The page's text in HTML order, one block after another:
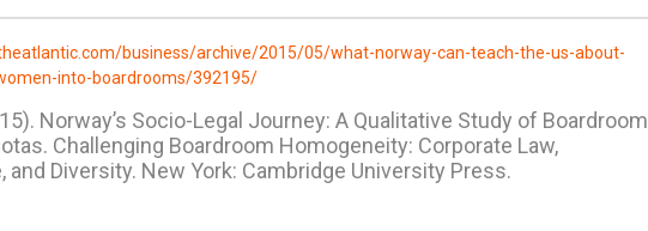
business/archive/2015/05/what-norway-can-teach-the-us-about-
into-boardrooms/392195/
Norway’s Socio-Legal Journey: A Qualitative Study of Boardroom
Challenging Boardroom Homogeneity: Corporate Law,
and Diversity. New York: Cambridge University Press.